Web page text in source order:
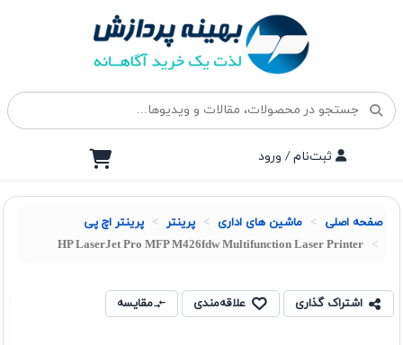
ثبت‌نام / ورود
صفحه اصلی ماشین های اداری پرينتر پرینتر اچ پی
HP LaserJet Pro MFP M426fdw Multifunction Laser Printer
اشتراک گذاری علاقه‌مندی مقایسه